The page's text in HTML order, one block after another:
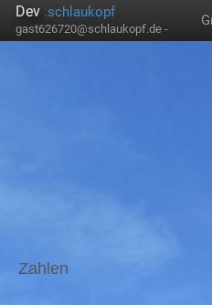
Dev .schlaukopf
gast626720@schlaukopf.de -
Zahlen